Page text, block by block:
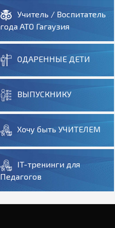
Учитель / Воспитатель
года АТО Гагаузия
ОДАРЕННЫЕ ДЕТИ
ВЫПУСКНИКУ
Хочу быть УЧИТЕЛЕМ
IT-тренинги для
Педагогов